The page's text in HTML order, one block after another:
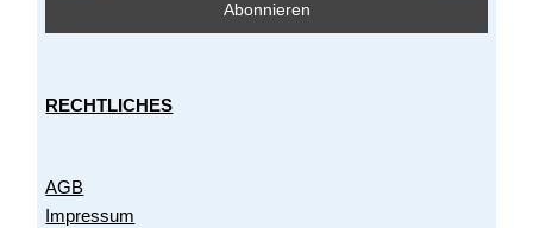
RECHTLICHES
AGB
Impressum